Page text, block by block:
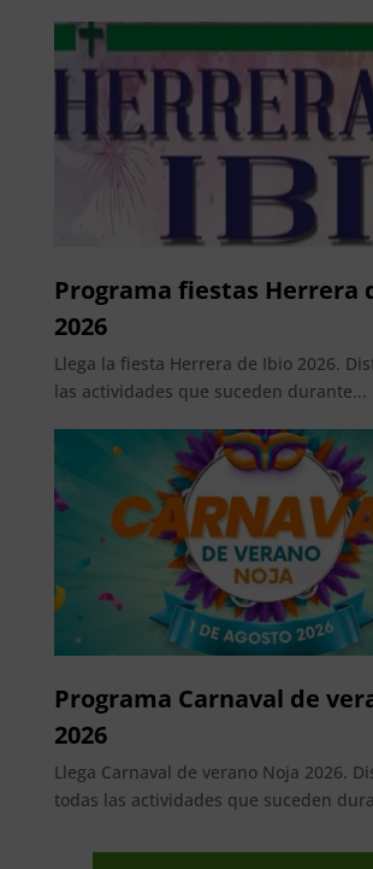
Programa fiestas Herrera
2026
Llega la fiesta Herrera de Ibio 2026.
las actividades que suceden durante...
Programa Carnaval de
2026
Llega Carnaval de verano Noja 2026.
todas las actividades que suceden